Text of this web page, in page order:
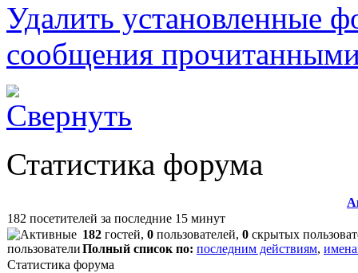
Удалить установленные
сообщения
Статистика форума
182 посетителей за последние 15 минут
182 гостей, 0 пользователей, 0 скрытых
Полный список по: последним действиям,
Статистика форума